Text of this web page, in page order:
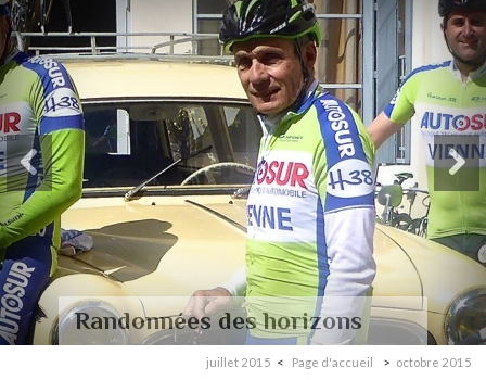
Randonnées des horizons
juillet 2015 Page d'accueil octobre 2015